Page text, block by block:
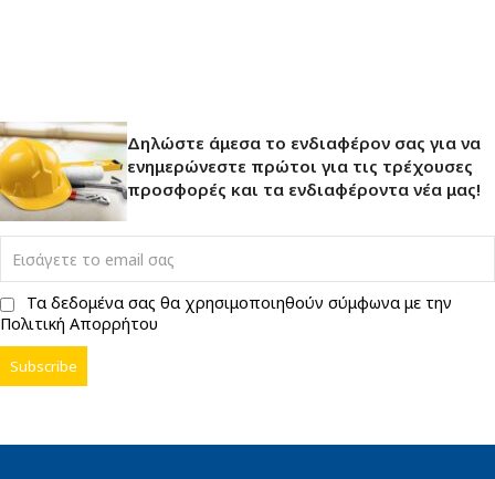
Δηλώστε άμεσα το ενδιαφέρον σας για να
ενημερώνεστε πρώτοι για τις τρέχουσες
προσφορές και τα ενδιαφέροντα νέα μας!
Τα δεδομένα σας θα χρησιμοποιηθούν σύμφωνα με την
Πολιτική Απορρήτου